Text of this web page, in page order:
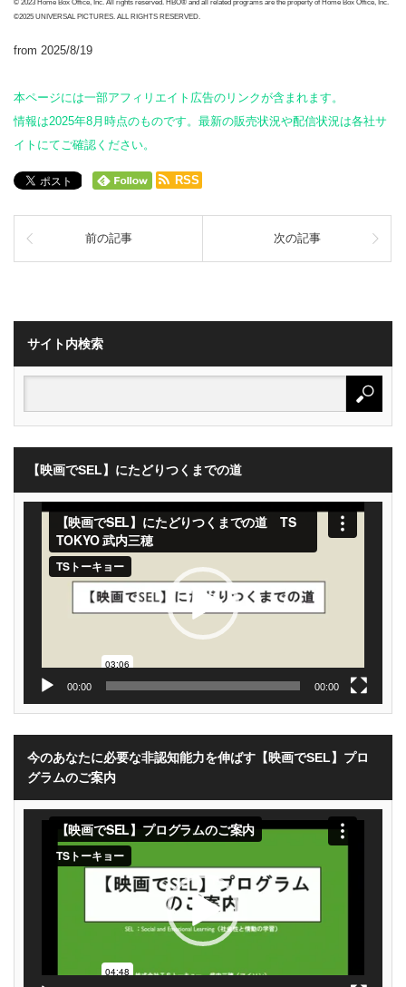
© 2023 Home Box Office, Inc. All rights reserved. HBO® and all related programs are the property of Home Box Office, Inc.
©2025 UNIVERSAL PICTURES. ALL RIGHTS RESERVED.
from 2025/8/19
本ページには一部アフィリエイト広告のリンクが含まれます。
情報は2025年8月時点のものです。最新の販売状況や配信状況は各社サ
イトにてご確認ください。
RSS
前の記事 次の記事
サイト内検索
【映画でSEL】にたどりつくまでの道
00:00 00:00
今のあなたに必要な非認知能力を伸ばす【映画でSEL】プロ
グラムのご案内